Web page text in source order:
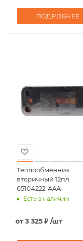
ПОДРОБНЕЕ
Теплообменник
вторичный 12пл.
65104222-AAA
Есть в наличии
от3 325 ₽ /шт